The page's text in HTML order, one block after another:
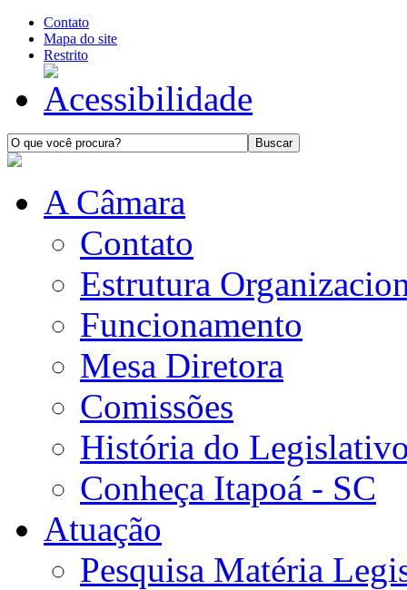
Contato
Mapa do site
Restrito
A Câmara
Contato
Estrutura
Funcionamento
Mesa Diretora
Comissões
História do
Conheça Itapoá - SC
Atuação
Pesquisa Matéria